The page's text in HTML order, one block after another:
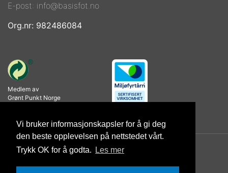
Vi bruker informasjonskapsler for å gi deg
den beste opplevelsen på nettstedet vårt.
Trykk OK for å godta.
Les mer
E-post: info@basisfot.no
Org.nr: 982486084
Medlem av
Grønt Punkt Norge
© Copyright 2026 Basisfot AS |Personvernerklæring